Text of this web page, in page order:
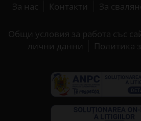
За нас Контакти За
Общи условия за работа със
лични данни
Политика